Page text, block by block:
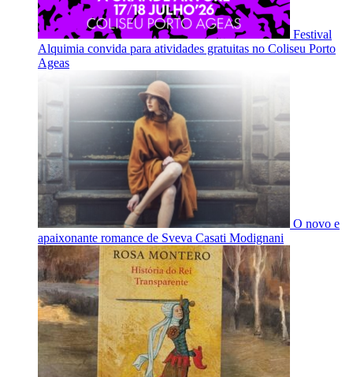
Festival
Alquimia convida para atividades gratuitas no Coliseu Porto
Ageas
O novo e
apaixonante romance de Sveva Casati Modignani